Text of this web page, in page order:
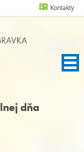
Kontakty
dňa